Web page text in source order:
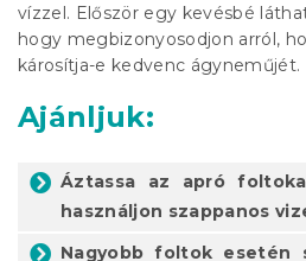
vízzel. Először egy kevésbé
hogy megbizonyosodjon arról,
károsítja-e kedvenc ágyneműjét.
Ajánljuk:
Áztassa az apró
használjon szappanos
Nagyobb foltok esetén